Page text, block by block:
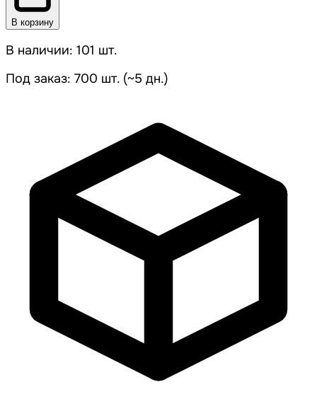
В корзину
В наличии: 101 шт.
Под заказ: 700 шт. (~5 дн.)